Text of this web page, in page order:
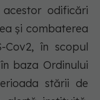
odificări
și combaterea
Cov2, în scopul
baza Ordinului
stării de